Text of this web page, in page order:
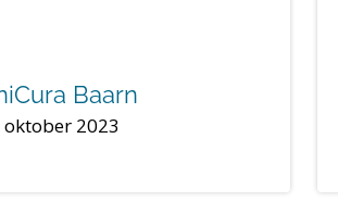
Baarn
oktober 2023